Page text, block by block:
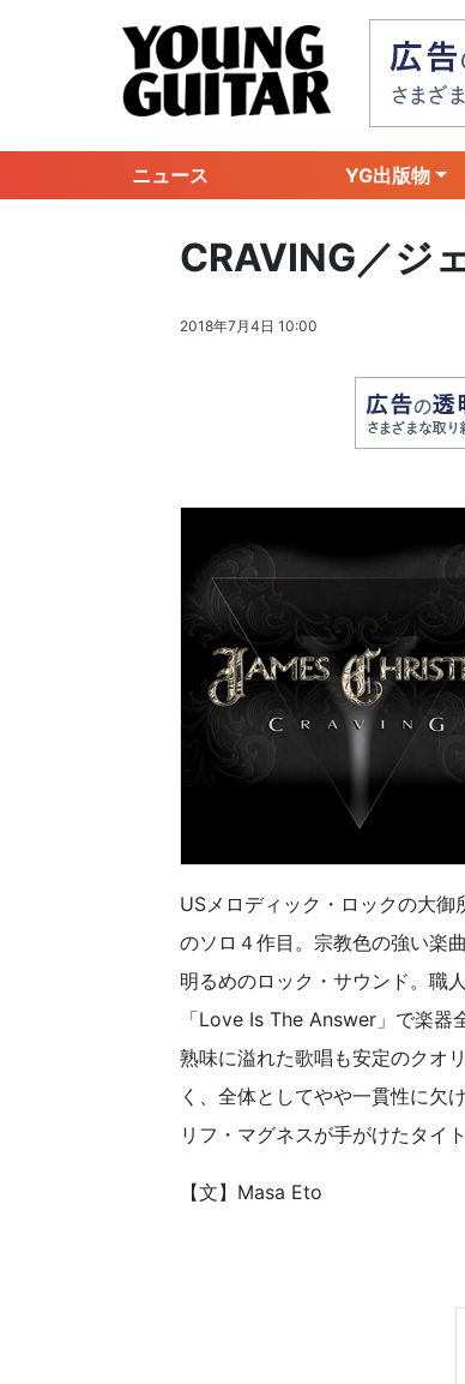
ニュース YG出版物
CRAVING／ジ
2018年7月4日 10:00
USメロディック・ロックの大
のソロ４作目。宗教色の強い楽
明るめのロック・サウンド。職
「Love Is The Answer」で楽
熟味に溢れた歌唱も安定のクオ
く、全体としてやや一貫性に欠
リフ・マグネスが手がけたタイ
【文】Masa Eto